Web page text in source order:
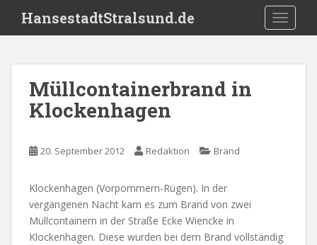
i
HansestadtStralsund.de
Müllcontainerbrand in
Klockenhagen
20. September 2012 Redaktion Brand
Klockenhagen (Vorpommern-Rügen). In der
vergangenen Nacht kam es zum Brand von zwei
Müllcontainern in der Straße Ecke Wiencke in
Klockenhagen. Diese wurden bei dem Brand vollständig